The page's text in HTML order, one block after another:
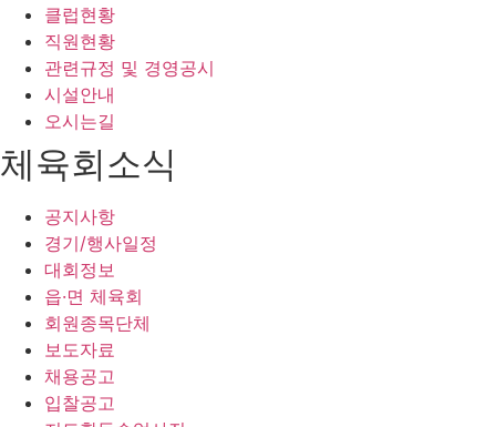
클럽현황
직원현황
관련규정 및 경영공시
시설안내
오시는길
체육회소식
공지사항
경기/행사일정
대회정보
읍·면 체육회
회원종목단체
보도자료
채용공고
입찰공고